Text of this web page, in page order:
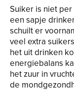
Suiker is niet
een sapje
schuilt er
veel extra
het uit drinken
energiebalans
het zuur in
de